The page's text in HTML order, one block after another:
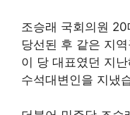
조승래 국회의원
당선된 후 같은 지
이 당 대표였던 지
수석대변인을 지냈